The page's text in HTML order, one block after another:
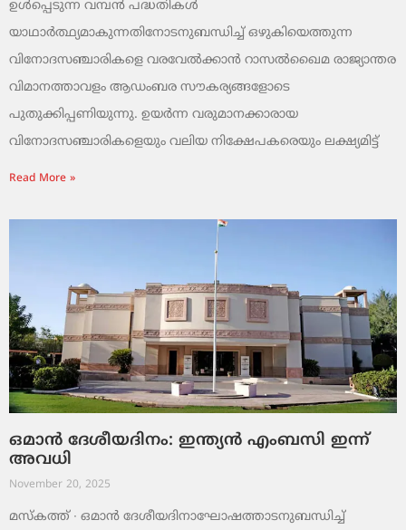
ഉൾപ്പെടുന്ന വമ്പൻ പദ്ധതികൾ
യാഥാർത്ഥ്യമാകുന്നതിനോടനുബന്ധിച്ച് ഒഴുകിയെത്തുന്ന
വിനോദസഞ്ചാരികളെ വരവേൽക്കാൻ റാസൽഖൈമ രാജ്യാന്തര
വിമാനത്താവളം ആഡംബര സൗകര്യങ്ങളോടെ
പുതുക്കിപ്പണിയുന്നു. ഉയർന്ന വരുമാനക്കാരായ
വിനോദസഞ്ചാരികളെയും വലിയ നിക്ഷേപകരെയും ലക്ഷ്യമിട്ട്
Read More »
ഒമാൻ ദേശീയദിനം: ഇന്ത്യൻ എംബസി ഇന്ന്
അവധി
November 20, 2025
മസ്‌കത്ത് ∙ ഒമാൻ ദേശീയദിനാഘോഷത്താടനുബന്ധിച്ച്